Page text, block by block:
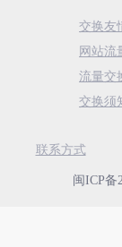
交换友
网站流
流量交
交换须
联系方式
闽ICP备